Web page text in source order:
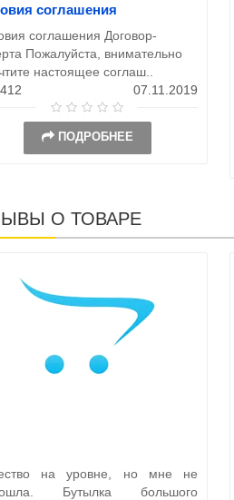
соглашения
соглашения Договор-
Пожалуйста, внимательно
настоящее соглаш..
07.11.2019
ПОДРОБНЕЕ
О ТОВАРЕ
на уровне, но мне не
Бутылка большого